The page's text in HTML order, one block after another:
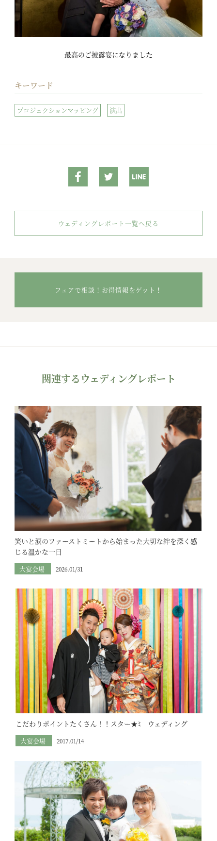
最高のご披露宴になりました
キーワード
プロジェクションマッピング 演出
ウェディングレポート一覧へ戻る
フェアで相談！お得情報をゲット！
関連するウェディングレポート
笑いと涙のファーストミートから始まった大切な絆を深く感
じる温かな一日
大宴会場 2026.01/31
こだわりポイントたくさん！！スター★ﾐ ウェディング
大宴会場 2017.01/14